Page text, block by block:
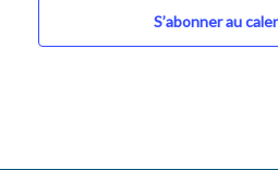
S’abonner au